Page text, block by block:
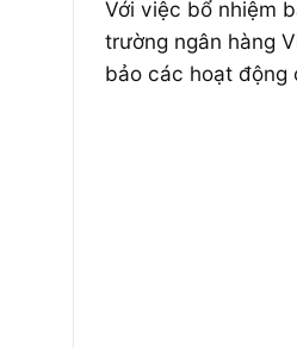
Với việc bổ nhiệm
trường ngân hàng
bảo các hoạt động